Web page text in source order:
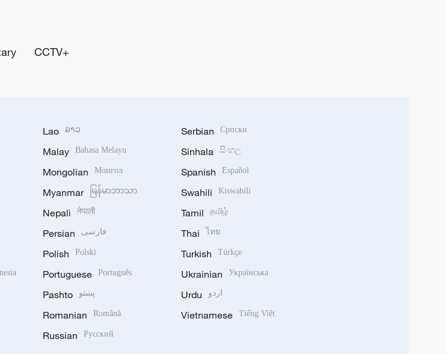
CCTV+
Lao ລາວ
Malay Bahasa Melayu
Mongolian Монгол
Myanmar မြန်မာဘာသာ
Nepali नेपाली
Persian فارسی
Polish Polski
Portuguese Português
Pashto پښتو
Romanian Română
Russian Русский
Serbian Српски
Sinhala සිංහල
Spanish Español
Swahili Kiswahili
Tamil தமிழ்
Thai ไทย
Turkish Türkçe
Ukrainian Українська
Urdu اردو
Vietnamese Tiếng Việt